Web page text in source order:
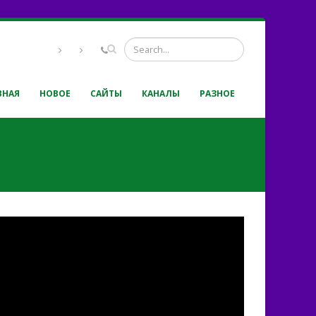
НОВОЕ САЙТЫ КАНАЛЫ РАЗНОЕ